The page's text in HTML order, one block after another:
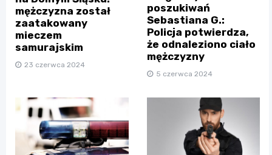
mężczyzna został
zaatakowany
mieczem
samurajskim
23 czerwca 2024
poszukiwań
Sebastiana G.:
Policja potwierdza,
że odnaleziono ciało
mężczyzny
5 czerwca 2024